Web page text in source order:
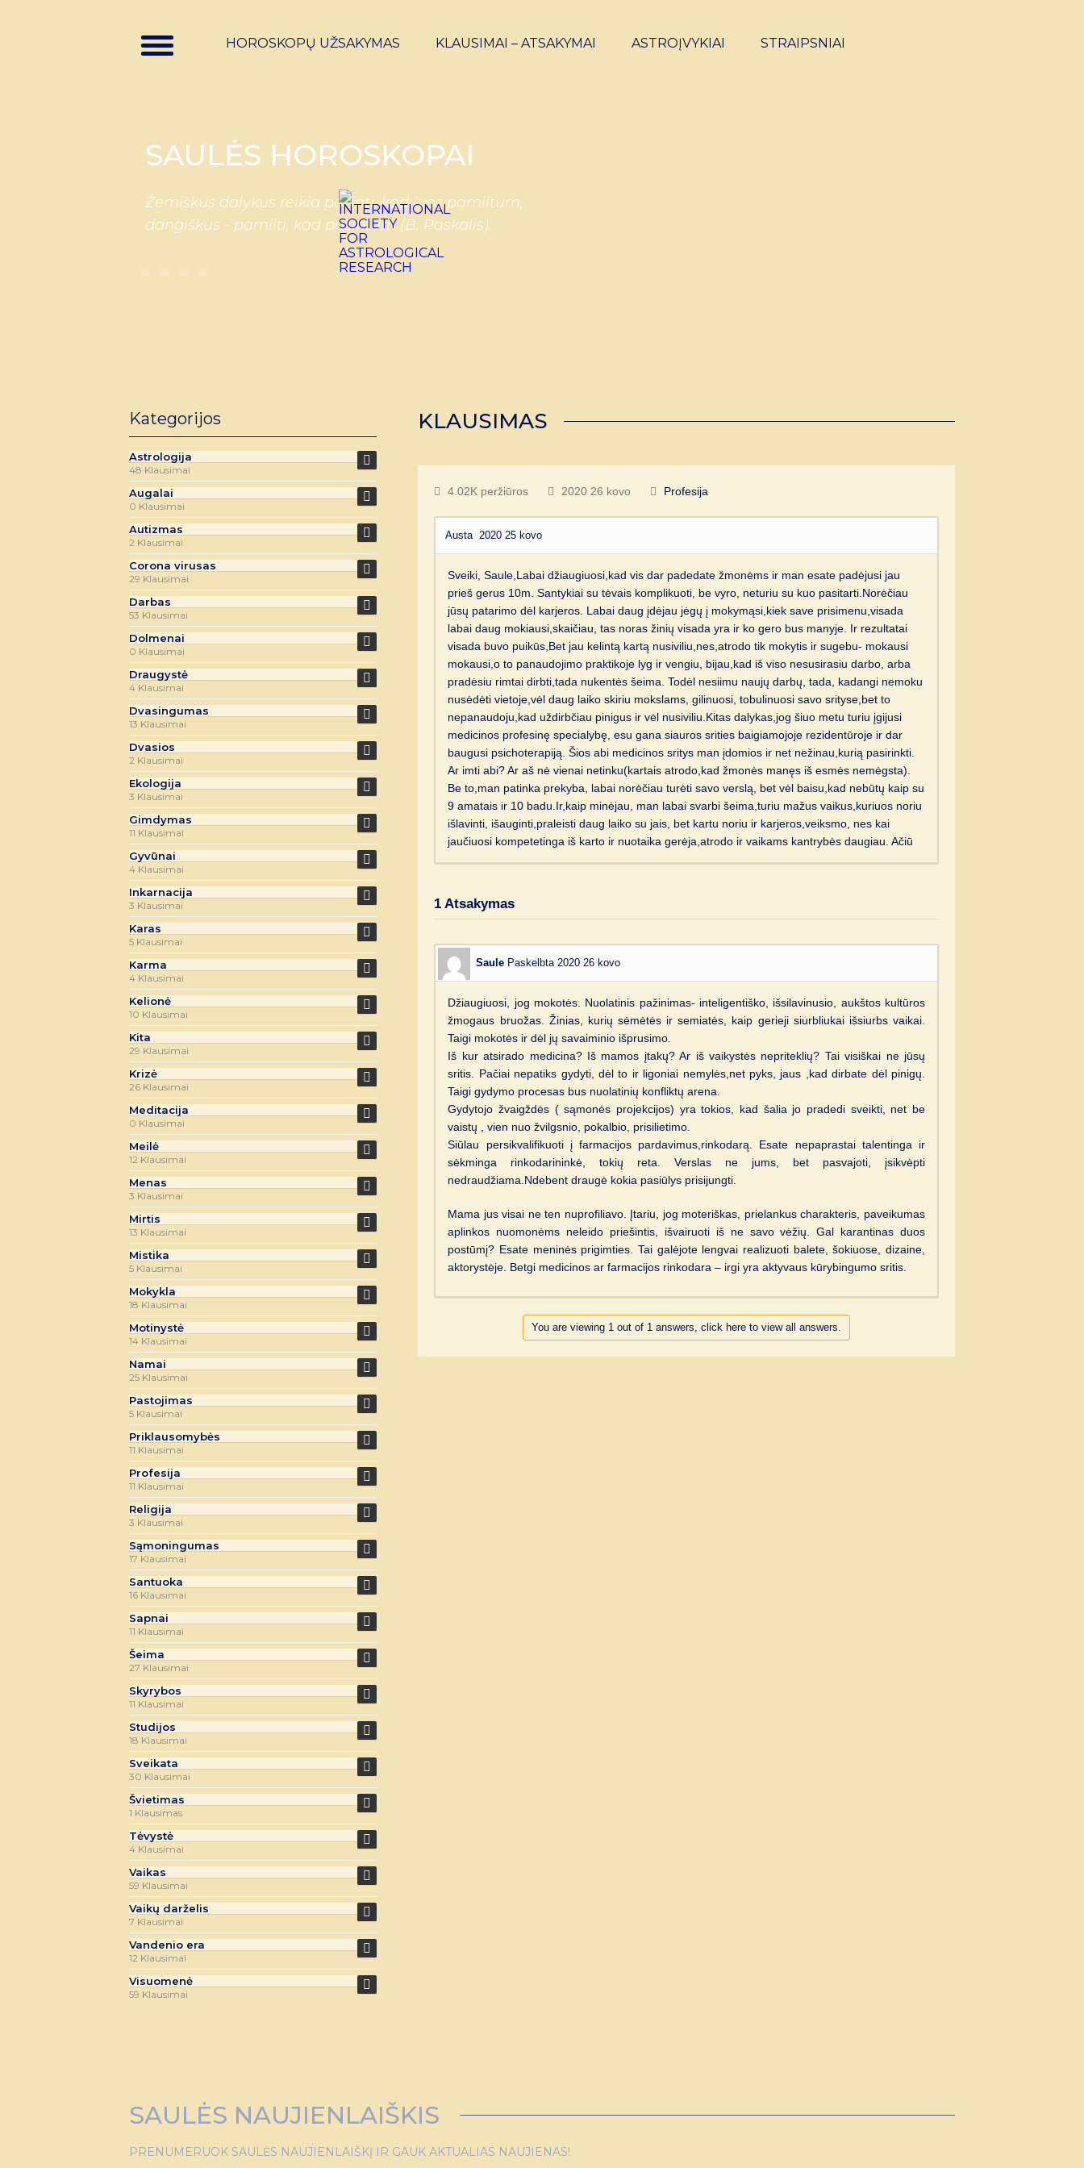
HOROSKOPŲ UŽSAKYMAS KLAUSIMAI – ATSAKYMAI ASTROĮVYKIAI STRAIPSNIAI
SAULĖS HOROSKOPAI
Žemiškus dalykus reikia pažinti, kad juos pamiltum,
dangiškus - pamilti, kad pažintum (B. Paskalis).
KLAUSIMAS
4.02K peržiūros 2020 26 kovo Profesija
Austa2020 25 kovo
Sveiki, Saule,Labai džiaugiuosi,kad vis dar padedate žmonėms ir man esate padėjusi jau
prieš gerus 10m. Santykiai su tėvais komplikuoti, be vyro, neturiu su kuo pasitarti.Norėčiau
jūsų patarimo dėl karjeros. Labai daug įdėjau jėgų į mokymąsi,kiek save prisimenu,visada
labai daug mokiausi,skaičiau, tas noras žinių visada yra ir ko gero bus manyje. Ir rezultatai
visada buvo puikūs,Bet jau kelintą kartą nusiviliu,nes,atrodo tik mokytis ir sugebu- mokausi
mokausi,o to panaudojimo praktikoje lyg ir vengiu, bijau,kad iš viso nesusirasiu darbo, arba
pradėsiu rimtai dirbti,tada nukentės šeima. Todėl nesiimu naujų darbų, tada, kadangi nemoku
nusėdėti vietoje,vėl daug laiko skiriu mokslams, gilinuosi, tobulinuosi savo srityse,bet to
nepanaudoju,kad uždirbčiau pinigus ir vėl nusiviliu.Kitas dalykas,jog šiuo metu turiu įgijusi
medicinos profesinę specialybę, esu gana siauros srities baigiamojoje rezidentūroje ir dar
baugusi psichoterapiją. Šios abi medicinos sritys man įdomios ir net nežinau,kurią pasirinkti.
Ar imti abi? Ar aš nė vienai netinku(kartais atrodo,kad žmonės manęs iš esmės nemėgsta).
Be to,man patinka prekyba, labai norėčiau turėti savo verslą, bet vėl baisu,kad nebūtų kaip su
9 amatais ir 10 badu.Ir,kaip minėjau, man labai svarbi šeima,turiu mažus vaikus,kuriuos noriu
išlavinti, išauginti,praleisti daug laiko su jais, bet kartu noriu ir karjeros,veiksmo, nes kai
jaučiuosi kompetetinga iš karto ir nuotaika gerėja,atrodo ir vaikams kantrybės daugiau. Ačiū
1 Atsakymas
Saule Paskelbta 2020 26 kovo
Džiaugiuosi, jog mokotės. Nuolatinis pažinimas- inteligentiško, išsilavinusio, aukštos kultūros
žmogaus bruožas. Žinias, kurių sėmėtės ir semiatės, kaip gerieji siurbliukai išsiurbs vaikai.
Taigi mokotės ir dėl jų savaiminio išprusimo.
Iš kur atsirado medicina? Iš mamos įtakų? Ar iš vaikystės nepriteklių? Tai visiškai ne jūsų
sritis. Pačiai nepatiks gydyti, dėl to ir ligoniai nemylės,net pyks, jaus ,kad dirbate dėl pinigų.
Taigi gydymo procesas bus nuolatinių konfliktų arena.
Gydytojo žvaigždės ( sąmonės projekcijos) yra tokios, kad šalia jo pradedi sveikti, net be
vaistų , vien nuo žvilgsnio, pokalbio, prisilietimo.
Siūlau persikvalifikuoti į farmacijos pardavimus,rinkodarą. Esate nepaprastai talentinga ir
sėkminga rinkodarininkė, tokių reta. Verslas ne jums, bet pasvajoti, įsikvėpti
nedraudžiama.Ndebent draugė kokia pasiūlys prisijungti.
Mama jus visai ne ten nuprofiliavo. Įtariu, jog moteriškas, prielankus charakteris, paveikumas
aplinkos nuomonėms neleido priešintis, išvairuoti iš ne savo vėžių. Gal karantinas duos
postūmį? Esate meninės prigimties. Tai galėjote lengvai realizuoti balete, šokiuose, dizaine,
aktorystėje. Betgi medicinos ar farmacijos rinkodara – irgi yra aktyvaus kūrybingumo sritis.
You are viewing 1 out of 1 answers, click here to view all answers.
Kategorijos
Astrologija
48 Klausimai
Augalai
0 Klausimai
Autizmas
2 Klausimai
Corona virusas
29 Klausimai
Darbas
53 Klausimai
Dolmenai
0 Klausimai
Draugystė
4 Klausimai
Dvasingumas
13 Klausimai
Dvasios
2 Klausimai
Ekologija
3 Klausimai
Gimdymas
11 Klausimai
Gyvūnai
4 Klausimai
Inkarnacija
3 Klausimai
Karas
5 Klausimai
Karma
4 Klausimai
Kelionė
10 Klausimai
Kita
29 Klausimai
Krizė
26 Klausimai
Meditacija
0 Klausimai
Meilė
12 Klausimai
Menas
3 Klausimai
Mirtis
13 Klausimai
Mistika
5 Klausimai
Mokykla
18 Klausimai
Motinystė
14 Klausimai
Namai
25 Klausimai
Pastojimas
5 Klausimai
Priklausomybės
11 Klausimai
Profesija
11 Klausimai
Religija
3 Klausimai
Sąmoningumas
17 Klausimai
Santuoka
16 Klausimai
Sapnai
11 Klausimai
Šeima
27 Klausimai
Skyrybos
11 Klausimai
Studijos
18 Klausimai
Sveikata
30 Klausimai
Švietimas
1 Klausimas
Tėvystė
4 Klausimai
Vaikas
59 Klausimai
Vaikų darželis
7 Klausimai
Vandenio era
12 Klausimai
Visuomenė
59 Klausimai
SAULĖS NAUJIENLAIŠKIS
PRENUMERUOK SAULĖS NAUJIENLAIŠKĮ IR GAUK AKTUALIAS NAUJIENAS!